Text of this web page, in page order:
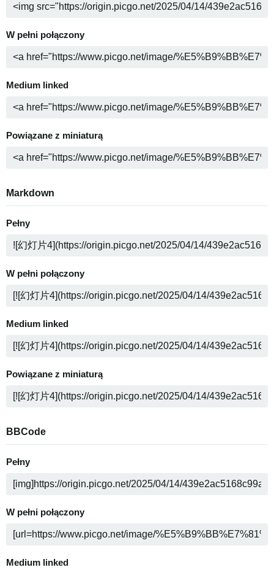
W pełni połączony
Medium linked
Powiązane z miniaturą
Markdown
Pełny
W pełni połączony
Medium linked
Powiązane z miniaturą
BBCode
Pełny
W pełni połączony
Medium linked